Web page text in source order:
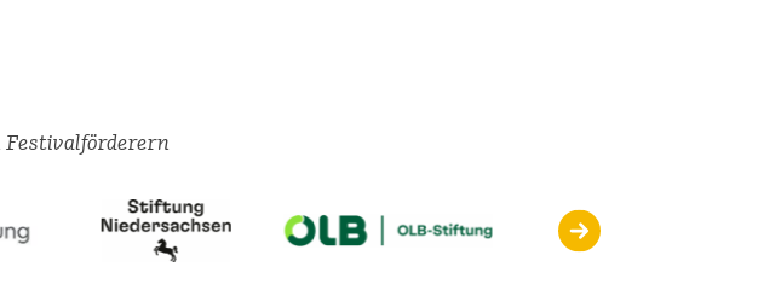
Festivalförderern